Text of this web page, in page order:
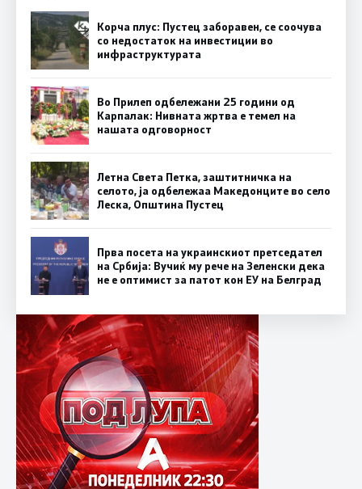
Корча плус: Пустец заборавен, се соочува
со недостаток на инвестиции во
инфраструктурата
Во Прилеп одбележани 25 години од
Карпалак: Нивната жртва е темел на
нашата одговорност
Летна Света Петка, заштитничка на
селото, ја одбележаа Македонците во село
Леска, Општина Пустец
Прва посета на украинскиот претседател
на Србија: Вучиќ му рече на Зеленски дека
не е оптимист за патот кон ЕУ на Белград